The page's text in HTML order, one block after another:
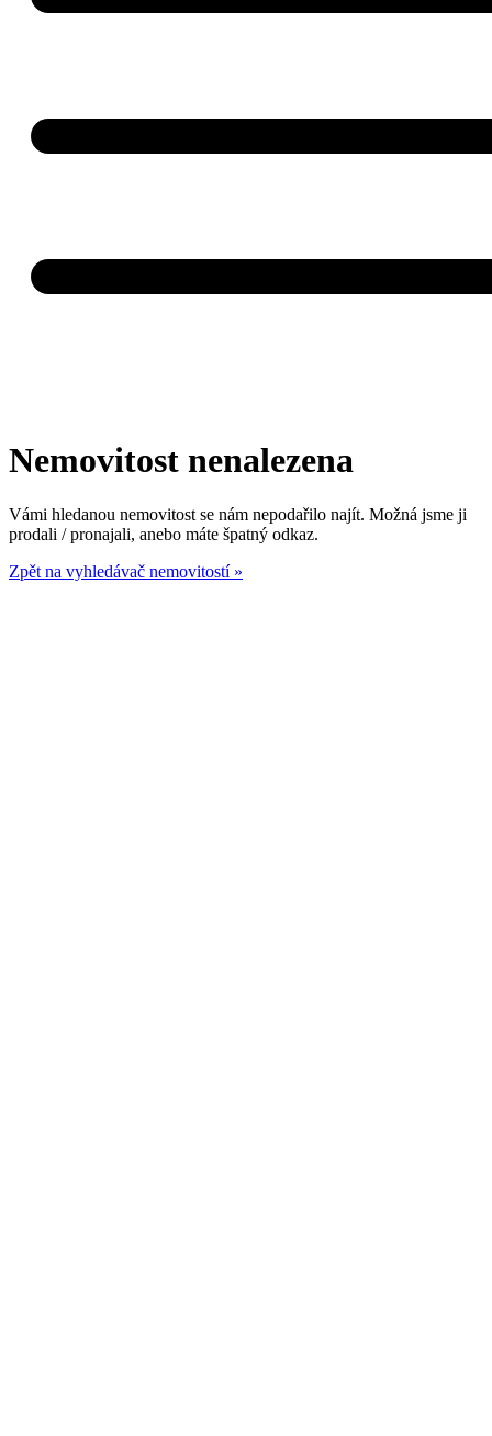
Nemovitost nenalezena
Vámi hledanou nemovitost se nám nepodařilo najít. Možná jsme ji
prodali / pronajali, anebo máte špatný odkaz.
Zpět na vyhledávač nemovitostí »